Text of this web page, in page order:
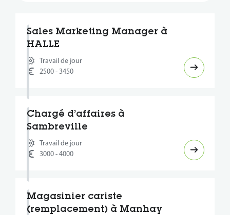
Sales Marketing Manager à
HALLE
Travail de jour
2500 - 3450
Chargé d’affaires à
Sambreville
Travail de jour
3000 - 4000
Magasinier cariste
(remplacement) à Manhay